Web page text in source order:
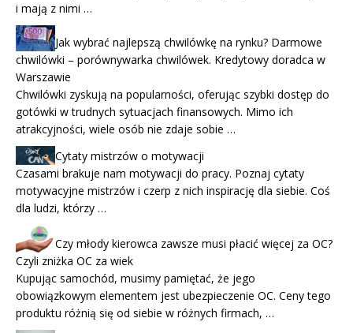
i mają z nimi …
Jak wybrać najlepszą chwilówkę na rynku? Darmowe
chwilówki – porównywarka chwilówek. Kredytowy doradca w
Warszawie
Chwilówki zyskują na popularności, oferując szybki dostęp do
gotówki w trudnych sytuacjach finansowych. Mimo ich
atrakcyjności, wiele osób nie zdaje sobie …
Cytaty mistrzów o motywacji
Czasami brakuje nam motywacji do pracy. Poznaj cytaty
motywacyjne mistrzów i czerp z nich inspirację dla siebie. Coś
dla ludzi, którzy …
Czy młody kierowca zawsze musi płacić więcej za OC?
Czyli zniżka OC za wiek
Kupując samochód, musimy pamiętać, że jego
obowiązkowym elementem jest ubezpieczenie OC. Ceny tego
produktu różnią się od siebie w różnych firmach, …